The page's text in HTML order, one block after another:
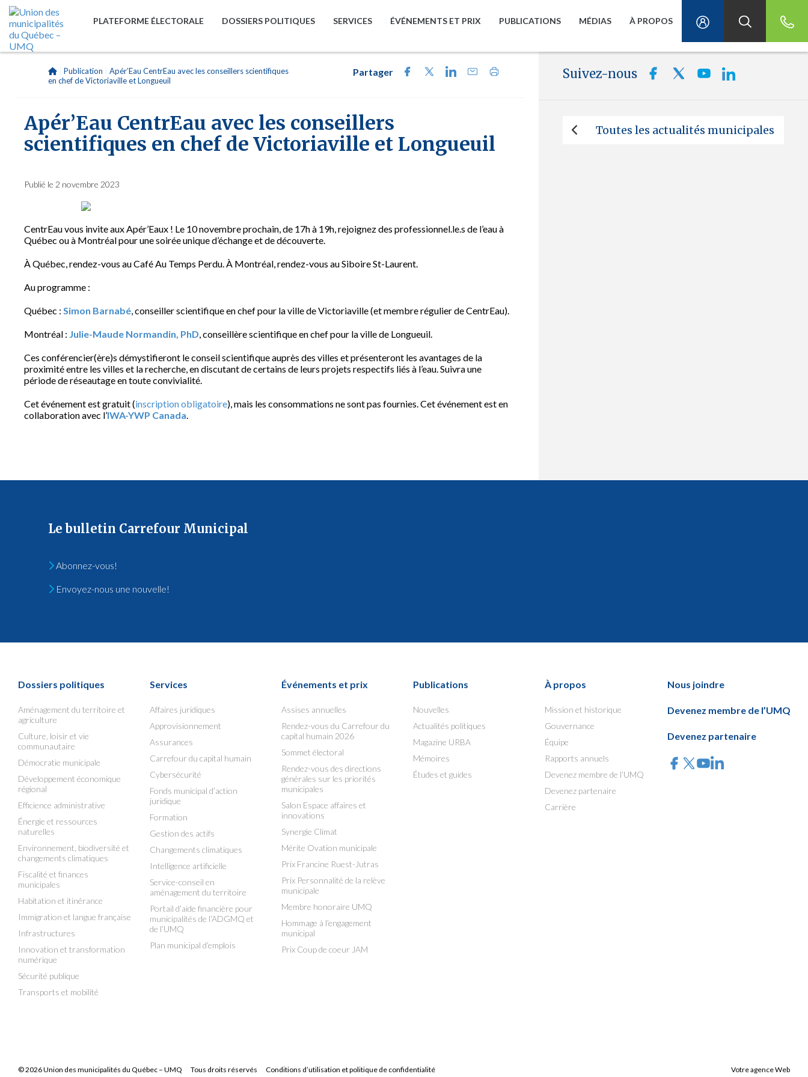
PLATEFORME ÉLECTORALE DOSSIERS POLITIQUES SERVICES ÉVÉNEMENTS ET PRIX PUBLICATIONS MÉDIAS À PROPOS
Publication
Apér’Eau CentrEau avec les conseillers scientifiques
en chef de Victoriaville et Longueuil
Partager
Apér’Eau CentrEau avec les conseillers
scientifiques en chef de Victoriaville et Longueuil
Publié le 2 novembre 2023
CentrEau vous invite aux Apér’Eaux ! Le 10 novembre prochain, de 17h à 19h, rejoignez des professionnel.le.s de l’eau à
Québec ou à Montréal pour une soirée unique d’échange et de découverte.
À Québec, rendez-vous au Café Au Temps Perdu. À Montréal, rendez-vous au Siboire St-Laurent.
Au programme :
Québec : Simon Barnabé, conseiller scientifique en chef pour la ville de Victoriaville (et membre régulier de CentrEau).
Montréal : Julie-Maude Normandin, PhD, conseillère scientifique en chef pour la ville de Longueuil.
Ces conférencier(ère)s démystifieront le conseil scientifique auprès des villes et présenteront les avantages de la
proximité entre les villes et la recherche, en discutant de certains de leurs projets respectifs liés à l’eau. Suivra une
période de réseautage en toute convivialité.
Cet événement est gratuit (inscription obligatoire), mais les consommations ne sont pas fournies. Cet événement est en
collaboration avec l’IWA-YWP Canada.
Suivez-nous
Toutes les actualités municipales
Le bulletin Carrefour Municipal
Abonnez-vous!
Envoyez-nous une nouvelle!
Dossiers politiques
Aménagement du territoire et
agriculture
Culture, loisir et vie
communautaire
Démocratie municipale
Développement économique
régional
Efficience administrative
Énergie et ressources
naturelles
Environnement, biodiversité et
changements climatiques
Fiscalité et finances
municipales
Habitation et itinérance
Immigration et langue française
Infrastructures
Innovation et transformation
numérique
Sécurité publique
Transports et mobilité
Services
Affaires juridiques
Approvisionnement
Assurances
Carrefour du capital humain
Cybersécurité
Fonds municipal d’action
juridique
Formation
Gestion des actifs
Changements climatiques
Intelligence artificielle
Service-conseil en
aménagement du territoire
Portail d’aide financière pour
municipalités de l’ADGMQ et
de l’UMQ
Plan municipal d’emplois
Événements et prix
Assises annuelles
Rendez-vous du Carrefour du
capital humain 2026
Sommet électoral
Rendez-vous des directions
générales sur les priorités
municipales
Salon Espace affaires et
innovations
Synergie Climat
Mérite Ovation municipale
Prix Francine Ruest-Jutras
Prix Personnalité de la relève
municipale
Membre honoraire UMQ
Hommage à l’engagement
municipal
Prix Coup de coeur JAM
Publications
Nouvelles
Actualités politiques
Magazine URBA
Mémoires
Études et guides
À propos
Mission et historique
Gouvernance
Équipe
Rapports annuels
Devenez membre de l’UMQ
Devenez partenaire
Carrière
Nous joindre
Devenez membre de l’UMQ
Devenez partenaire
© 2026 Union des municipalités du Québec – UMQ Tous droits réservés Conditions d’utilisation et politique de confidentialité Votre agence Web